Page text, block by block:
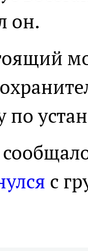
он.
по
с